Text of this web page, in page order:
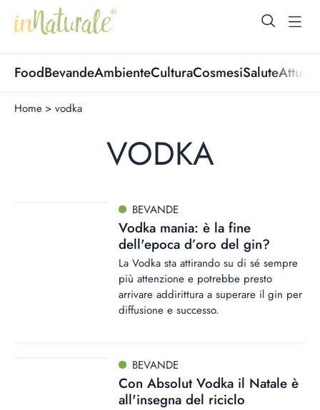
open
FoodBevandeAmbienteCulturaCosmesiSalute
Home > vodka
VODKA
BEVANDE
Vodka mania: è la fine
dell'epoca d’oro del gin?
La Vodka sta attirando su di sé sempre
più attenzione e potrebbe presto
arrivare addirittura a superare il gin per
diffusione e successo.
BEVANDE
Con Absolut Vodka il Natale è
all'insegna del riciclo